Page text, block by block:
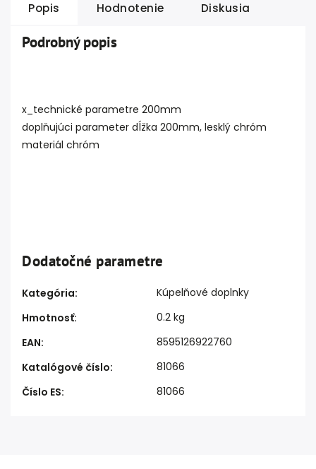
Popis Hodnotenie Diskusia
Podrobný popis
x_technické parametre 200mm
doplňujúci parameter dĺžka 200mm, lesklý chróm
materiál chróm
Dodatočné parametre
Kategória:
Kúpelňové doplnky
Hmotnosť:
0.2 kg
EAN:
8595126922760
Katalógové číslo:
81066
Číslo ES: 81066